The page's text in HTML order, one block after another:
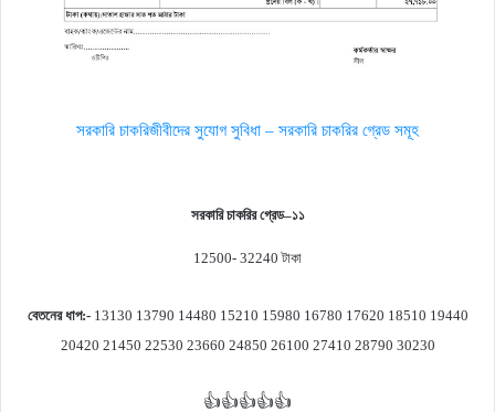
সরকারি চাকরিজীবীদের সুযোগ সুবিধা – সরকারি চাকরির গ্রেড সমূহ
সরকারি চাকরির গ্রেড–১১
12500- 32240টাকা
বেতনের ধাপ:-13130 13790 14480 15210 15980 16780 17620 18510 19440
20420 21450 22530 23660 24850 26100 27410 28790 30230
👍👍👍👍👍